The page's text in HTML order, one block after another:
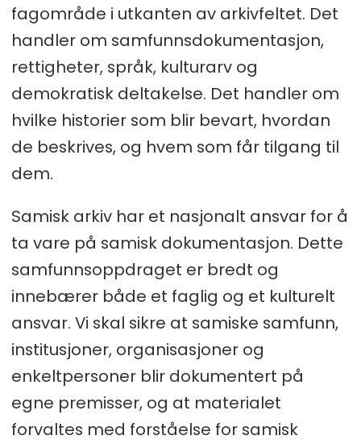
fagområde i utkanten av arkivfeltet. Det
handler om samfunnsdokumentasjon,
rettigheter, språk, kulturarv og
demokratisk deltakelse. Det handler om
hvilke historier som blir bevart, hvordan
de beskrives, og hvem som får tilgang til
dem.
Samisk arkiv har et nasjonalt ansvar for å
ta vare på samisk dokumentasjon. Dette
samfunnsoppdraget er bredt og
innebærer både et faglig og et kulturelt
ansvar. Vi skal sikre at samiske samfunn,
institusjoner, organisasjoner og
enkeltpersoner blir dokumentert på
egne premisser, og at materialet
forvaltes med forståelse for samisk